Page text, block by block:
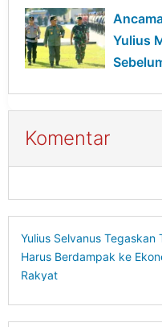
Yulius
Komentar
Yulius Selvanus Tegaskan
Harus Berdampak ke
Rakyat